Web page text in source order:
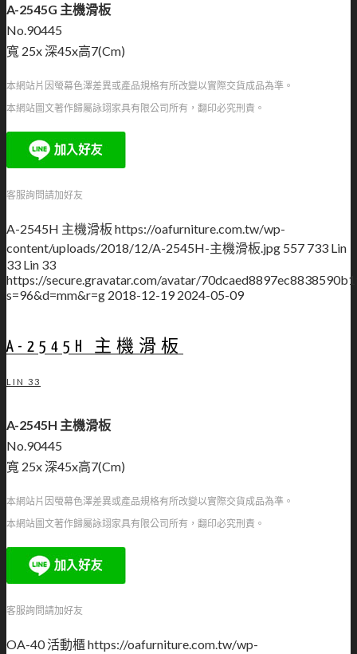
A-2545G 主機滑板
No.90445
寬 25x 深45x高7(Cm)
本網站片因螢幕色澤差異或產品規格有所改變以實際交貨成品為準。
本網站圖文著作歸屬詠翊家具有限公司所有，翻印必究刑責。
客服詢問請加好友
A-2545H 主機滑板https://oafurniture.com.tw/wp-
content/uploads/2018/12/A-2545H-主機滑板.jpg 557 733 Lin
33 Lin 33
https://secure.gravatar.com/avatar/
s=96&d=mm&r=g 2018-12-19 2024-05-09
A-2545H 主機滑板
LIN 33
A-2545H 主機滑板
No.90445
寬 25x 深45x高7(Cm)
本網站片因螢幕色澤差異或產品規格有所改變以實際交貨成品為準。
本網站圖文著作歸屬詠翊家具有限公司所有，翻印必究刑責。
客服詢問請加好友
OA-40 活動櫃https://oafurniture.com.tw/wp-